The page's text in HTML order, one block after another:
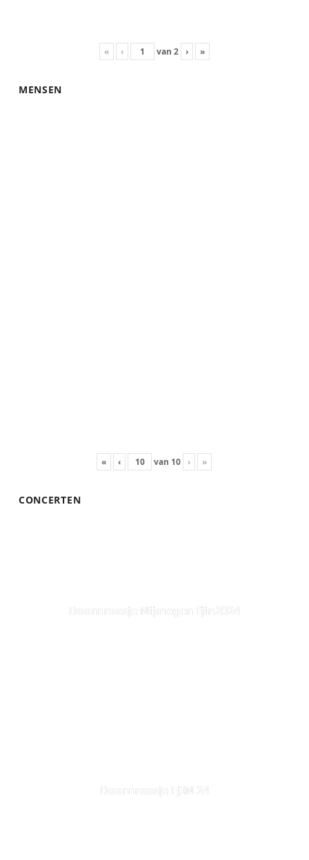
« ‹ van 2 › »
MENSEN
« ‹ van 10 › »
CONCERTEN
Doornroosje Nijmegen fjin2024
Doornroosje FJIN 24